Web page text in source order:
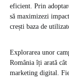
eficient. Prin
să maximizezi
crești baza de
Explorarea unor
România îți arată
marketing digital.